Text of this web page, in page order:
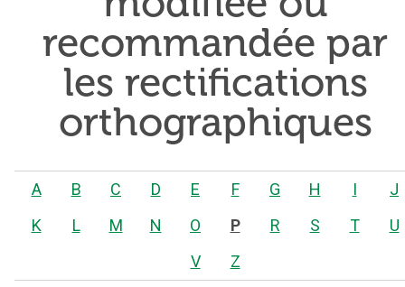
recommandée par
les rectifications
orthographiques
A B C D E F G H I
J
K
L M N O P R S T
U
V
Z